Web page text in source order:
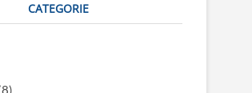
CATEGORIE